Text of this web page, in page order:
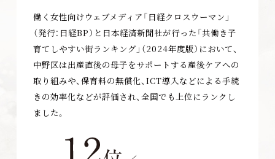
働く女性向けウェブメディア「日経クロスウーマン」
（発行：日経BP）と日本経済新聞社が行った「共働き子
育てしやすい街ランキング」（2024年度版）において、
中野区は出産直後の母子をサポートする産後ケアへの
取り組みや、保育料の無償化、ICT導入などによる手続
きの効率化などが評価され、全国でも上位にランクし
ました。